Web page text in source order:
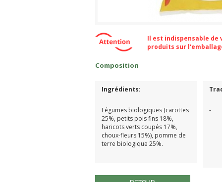
Il est indispensable
produits sur
Composition
Ingrédients:
Légumes biologiques (carottes
25%, petits pois fins 18%,
haricots verts coupés 17%,
choux-fleurs 15%), pomme de
terre biologique 25%.
-